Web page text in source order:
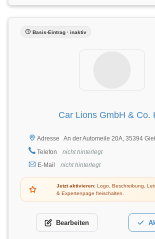
Basis-Eintrag · inaktiv
Car Lions GmbH & Co.
Adresse
An der Automeile 20A, 35394
Telefon
nicht hinterlegt
E-Mail
nicht hinterlegt
Jetzt aktivieren: Logo, Beschreibung,
& Expertenpage freischalten.
Bearbeiten